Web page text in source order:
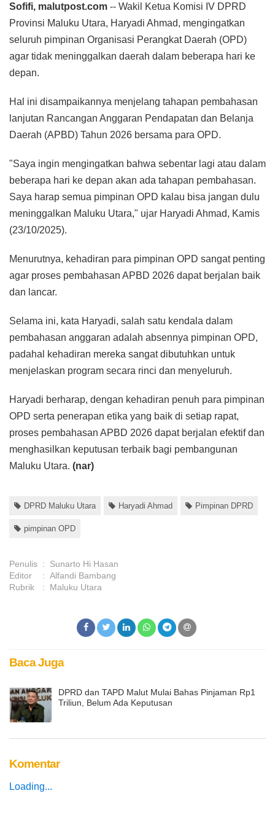
Sofifi, malutpost.com -- Wakil Ketua Komisi IV DPRD
Provinsi Maluku Utara, Haryadi Ahmad, mengingatkan
seluruh pimpinan Organisasi Perangkat Daerah (OPD)
agar tidak meninggalkan daerah dalam beberapa hari ke
depan.
Hal ini disampaikannya menjelang tahapan pembahasan
lanjutan Rancangan Anggaran Pendapatan dan Belanja
Daerah (APBD) Tahun 2026 bersama para OPD.
"Saya ingin mengingatkan bahwa sebentar lagi atau dalam
beberapa hari ke depan akan ada tahapan pembahasan.
Saya harap semua pimpinan OPD kalau bisa jangan dulu
meninggalkan Maluku Utara," ujar Haryadi Ahmad, Kamis
(23/10/2025).
Menurutnya, kehadiran para pimpinan OPD sangat penting
agar proses pembahasan APBD 2026 dapat berjalan baik
dan lancar.
Selama ini, kata Haryadi, salah satu kendala dalam
pembahasan anggaran adalah absennya pimpinan OPD,
padahal kehadiran mereka sangat dibutuhkan untuk
menjelaskan program secara rinci dan menyeluruh.
Haryadi berharap, dengan kehadiran penuh para pimpinan
OPD serta penerapan etika yang baik di setiap rapat,
proses pembahasan APBD 2026 dapat berjalan efektif dan
menghasilkan keputusan terbaik bagi pembangunan
Maluku Utara. (nar)
DPRD Maluku Utara Haryadi Ahmad Pimpinan DPRD
pimpinan OPD
Penulis :
Sunarto Hi Hasan
Editor
: Alfandi Bambang
Rubrik
: Maluku Utara
Baca Juga
DPRD dan TAPD Malut Mulai Bahas Pinjaman Rp1
Triliun, Belum Ada Keputusan
Komentar
Loading...